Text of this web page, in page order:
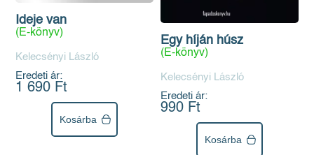
Ideje van
(E-könyv)
Kelecsényi László
Eredeti ár:
1 690 Ft
Kosárba
Egy híján húsz
(E-könyv)
Kelecsényi László
Eredeti ár:
990 Ft
Kosárba